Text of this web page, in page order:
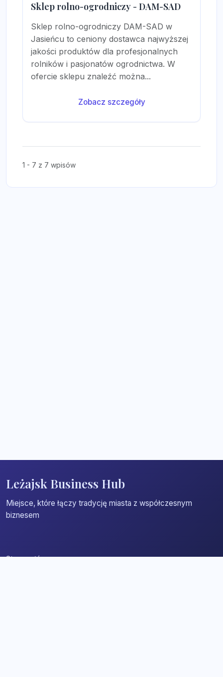
Sklep rolno-ogrodniczy - DAM-SAD
Sklep rolno-ogrodniczy DAM-SAD w
Jasieńcu to ceniony dostawca najwyższej
jakości produktów dla profesjonalnych
rolników i pasjonatów ogrodnictwa. W
ofercie sklepu znaleźć można...
Zobacz szczegóły
1 - 7 z 7 wpisów
Leżajsk Business Hub
Miejsce, które łączy tradycję miasta z współczesnym
biznesem
Strona główna